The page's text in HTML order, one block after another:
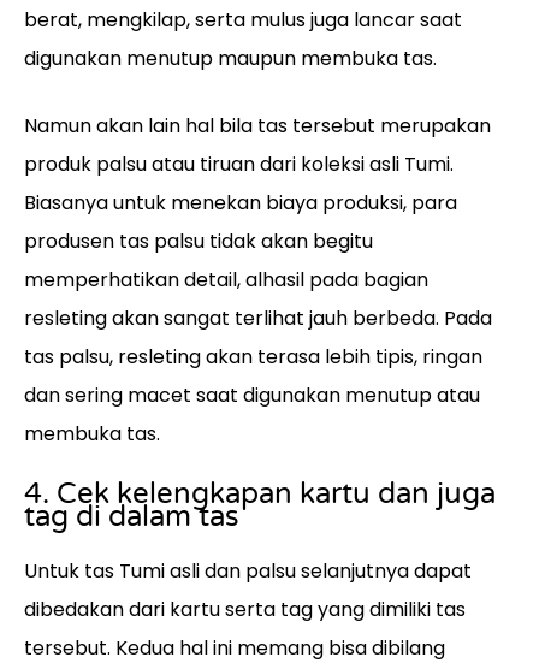
berat, mengkilap, serta mulus juga lancar saat
digunakan menutup maupun membuka tas.
Namun akan lain hal bila tas tersebut merupakan
produk palsu atau tiruan dari koleksi asli Tumi.
Biasanya untuk menekan biaya produksi, para
produsen tas palsu tidak akan begitu
memperhatikan detail, alhasil pada bagian
resleting akan sangat terlihat jauh berbeda. Pada
tas palsu, resleting akan terasa lebih tipis, ringan
dan sering macet saat digunakan menutup atau
membuka tas.
4. Cek kelengkapan kartu dan juga
tag di dalam tas
Untuk tas Tumi asli dan palsu selanjutnya dapat
dibedakan dari kartu serta tag yang dimiliki tas
tersebut. Kedua hal ini memang bisa dibilang